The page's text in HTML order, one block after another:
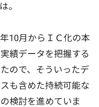
。
10月からＩＣ化の本
績データを把握する
ので、そういったデ
も含めた持続可能な
検討を進めていま